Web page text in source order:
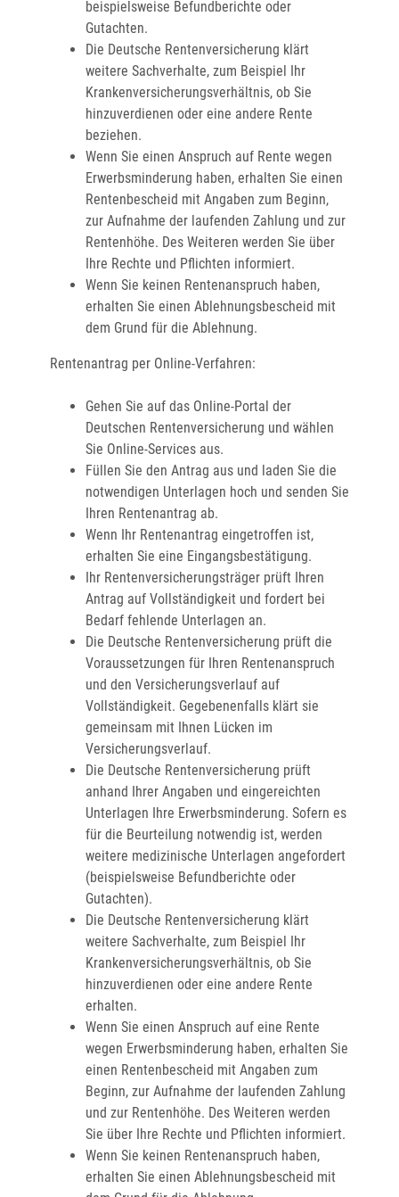
beispielsweise Befundberichte oder
Gutachten.
Die Deutsche Rentenversicherung klärt
weitere Sachverhalte, zum Beispiel Ihr
Krankenversicherungsverhältnis, ob Sie
hinzuverdienen oder eine andere Rente
beziehen.
Wenn Sie einen Anspruch auf Rente wegen
Erwerbsminderung haben, erhalten Sie einen
Rentenbescheid mit Angaben zum Beginn,
zur Aufnahme der laufenden Zahlung und zur
Rentenhöhe. Des Weiteren werden Sie über
Ihre Rechte und Pflichten informiert.
Wenn Sie keinen Rentenanspruch haben,
erhalten Sie einen Ablehnungsbescheid mit
dem Grund für die Ablehnung.
Rentenantrag per Online-Verfahren:
Gehen Sie auf das Online-Portal der
Deutschen Rentenversicherung und wählen
Sie Online-Services aus.
Füllen Sie den Antrag aus und laden Sie die
notwendigen Unterlagen hoch und senden Sie
Ihren Rentenantrag ab.
Wenn Ihr Rentenantrag eingetroffen ist,
erhalten Sie eine Eingangsbestätigung.
Ihr Rentenversicherungsträger prüft Ihren
Antrag auf Vollständigkeit und fordert bei
Bedarf fehlende Unterlagen an.
Die Deutsche Rentenversicherung prüft die
Voraussetzungen für Ihren Rentenanspruch
und den Versicherungsverlauf auf
Vollständigkeit. Gegebenenfalls klärt sie
gemeinsam mit Ihnen Lücken im
Versicherungsverlauf.
Die Deutsche Rentenversicherung prüft
anhand Ihrer Angaben und eingereichten
Unterlagen Ihre Erwerbsminderung. Sofern es
für die Beurteilung notwendig ist, werden
weitere medizinische Unterlagen angefordert
(beispielsweise Befundberichte oder
Gutachten).
Die Deutsche Rentenversicherung klärt
weitere Sachverhalte, zum Beispiel Ihr
Krankenversicherungsverhältnis, ob Sie
hinzuverdienen oder eine andere Rente
erhalten.
Wenn Sie einen Anspruch auf eine Rente
wegen Erwerbsminderung haben, erhalten Sie
einen Rentenbescheid mit Angaben zum
Beginn, zur Aufnahme der laufenden Zahlung
und zur Rentenhöhe. Des Weiteren werden
Sie über Ihre Rechte und Pflichten informiert.
Wenn Sie keinen Rentenanspruch haben,
erhalten Sie einen Ablehnungsbescheid mit